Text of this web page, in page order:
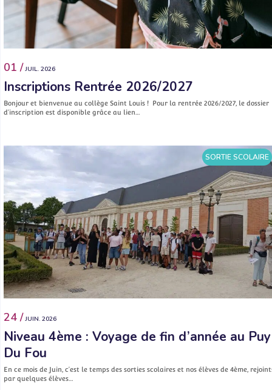
01 / JUIL. 2026
Inscriptions Rentrée 2026/2027
Bonjour et bienvenue au collège Saint Louis ! Pour la rentrée 2026/2027, le dossier
d’inscription est disponible grâce au lien…
SORTIE SCOLAIRE
24 / JUIN. 2026
Niveau 4ème : Voyage de fin d’année au Puy
Du Fou
En ce mois de Juin, c’est le temps des sorties scolaires et nos élèves de 4ème,
par quelques élèves…